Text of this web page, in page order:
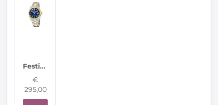
Festina Herenhorloge F20085/B Classic Steel Swiss Made
€
295,00